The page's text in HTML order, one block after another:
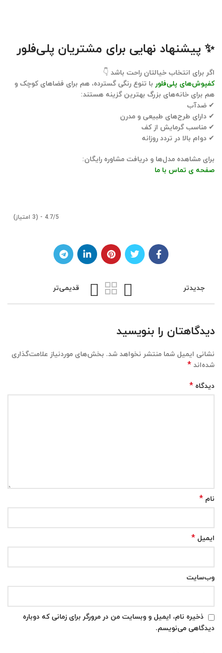
✨ پیشنهاد نهایی برای مشتریان پلی‌فلور
اگر برای انتخاب خیالتان راحت باشد 👇
کفپوش‌های پلی‌فلور با تنوع رنگی گسترده، هم برای فضاهای کوچک و
هم برای خانه‌های بزرگ بهترین گزینه هستند:
✔ ضدآب
✔ دارای طرح‌های طبیعی و مدرن
✔ مناسب گرمایش از کف
✔ دوام بالا در تردد روزانه
برای مشاهده مدل‌ها و دریافت مشاوره رایگان:
صفحه ی تماس با ما
4.7/5 - (3 امتیاز)
جدیدتر قدیمی‌تر
دیدگاهتان را بنویسید
نشانی ایمیل شما منتشر نخواهد شد. بخش‌های موردنیاز علامت‌گذاری
شده‌اند *
دیدگاه *
نام *
ایمیل *
وب‌سایت
ذخیره نام، ایمیل و وبسایت من در مرورگر برای زمانی که دوباره
دیدگاهی می‌نویسم.